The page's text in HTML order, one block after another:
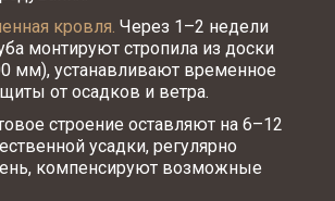
кровля. Через 1–2 недели
монтируют стропила из доски
мм), устанавливают временное
от осадков и ветра.​
строение оставляют на 6–12
усадки, регулярно
компенсируют возможные